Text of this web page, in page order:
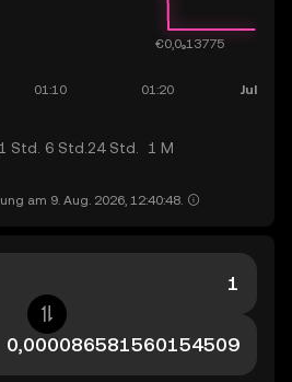
1 Std. 6 Std. 24 Std. 1 M
am 9. Aug. 2026, 12:40:48.